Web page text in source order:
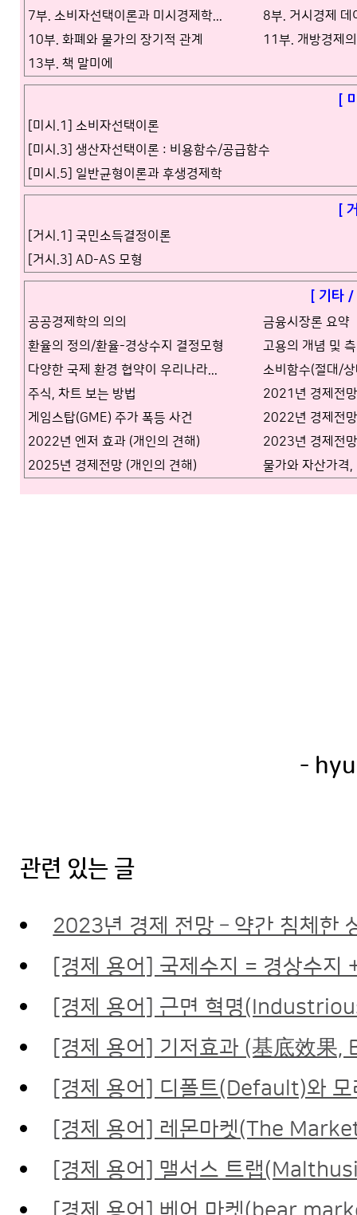
7부. 소비자선택이론과 미시경제학...
8부. 거시경제 데
10부. 화폐와 물가의 장기적 관계
11부. 개방경제
13부. 책 말미에
[
[미시.1] 소비자선택이론
[미시.3] 생산자선택이론 : 비용함수/공급함수
[미시.5] 일반균형이론과 후생경제학
[
[거시.1] 국민소득결정이론
[거시.3] AD-AS 모형
[ 기타
공공경제학의 의의
금융시장론 요약
환율의 정의/환율-경상수지 결정모형
고용의 개념 및
다양한 국제 환경 협약이 우리나라...
소비함수(절대/
주식, 차트 보는 방법
2021년 경제전
게임스탑(GME) 주가 폭등 사건
2022년 경제전
2022년 엔저 효과 (개인의 견해)
2023년 경제전
2025년 경제전망 (개인의 견해)
물가와 자산가격,
-
관련 있는 글
2023년 경제 전망 – 약간 침체한
[경제 용어] 국제수지 = 경상수지
[경제 용어] 근면 혁명
[경제 용어] 기저효과 (基底效果
[경제 용어] 디폴트(Default)와
[경제 용어] 레몬마켓(The
[경제 용어] 맬서스 트랩